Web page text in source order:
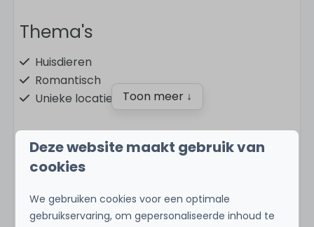
Thema's
Huisdieren
Romantisch
Unieke locatie
In de omgeving
Aan zee
In het dorp
Toon meer ↓
Energielabel:
Deze website maakt gebruik van
cookies
We gebruiken cookies voor een optimale
gebruikservaring, om gepersonaliseerde inhoud te